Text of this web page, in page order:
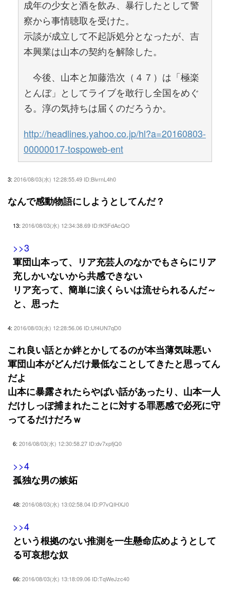
成年の少女と酒を飲み、暴行したとして警
察から事情聴取を受けた。
示談が成立して不起訴処分となったが、吉
本興業は山本の契約を解除した。
今後、山本と加藤浩次（４７）は「極楽
とんぼ」としてライブを敢行し全国をめぐ
る。淳の気持ちは届くのだろうか。
http://headlines.yahoo.co.jp/hl?a=20160803-
00000017-tospoweb-ent
3: 2016/08/03(水) 12:28:55.49 ID:BivrnL4h0
なんで感動物語にしようとしてんだ？
13: 2016/08/03(水) 12:34:38.69 ID:fK5FdAcQO
>>3
軍団山本って、リア充芸人のなかでもさらにリア
充しかいないから共感できない
リア充って、簡単に涙くらいは流せられるんだ～
と、思った
4: 2016/08/03(水) 12:28:56.06 ID:Uf4UN7qD0
これ良い話とか絆とかしてるのが本当薄気味悪い
軍団山本がどんだけ最低なことしてきたと思ってん
だよ
山本に暴露されたらやばい話があったり、山本一人
だけしっぽ捕まれたことに対する罪悪感で必死に守
ってるだけだろｗ
6: 2016/08/03(水) 12:30:58.27 ID:dv7xpfjQ0
>>4
孤独な男の嫉妬
48: 2016/08/03(水) 13:02:58.04 ID:P7vQIHXJ0
>>4
という根拠のない推測を一生懸命広めようとして
る可哀想な奴
66: 2016/08/03(水) 13:18:09.06 ID:TqWeJzc40